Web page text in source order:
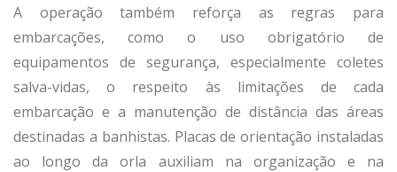
A operação também reforça as regras para
embarcações, como o uso obrigatório de
equipamentos de segurança, especialmente coletes
salva-vidas, o respeito às limitações de cada
embarcação e a manutenção de distância das áreas
destinadas a banhistas. Placas de orientação instaladas
ao longo da orla auxiliam na organização e na